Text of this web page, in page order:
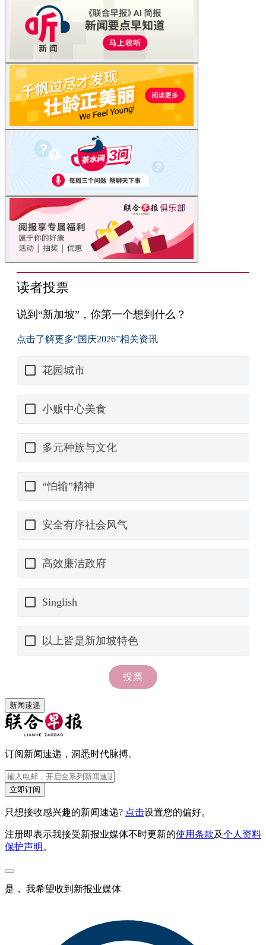
新闻速递
订阅新闻速递，洞悉时代脉搏。
立即订阅
只想接收感兴趣的新闻速递? 点击设置您的偏好。
注册即表示我接受新报业媒体不时更新的使用条款及个人资料
保护声明 。
是， 我希望收到新报业媒体